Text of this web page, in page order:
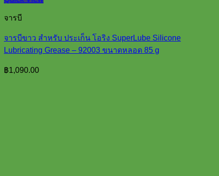
จารบี
จารบีขาว สำหรับ ประเก็น โอริง SuperLube Silicone
Lubricating Grease – 92003 ขนาดหลอด 85 g
฿1,090.00